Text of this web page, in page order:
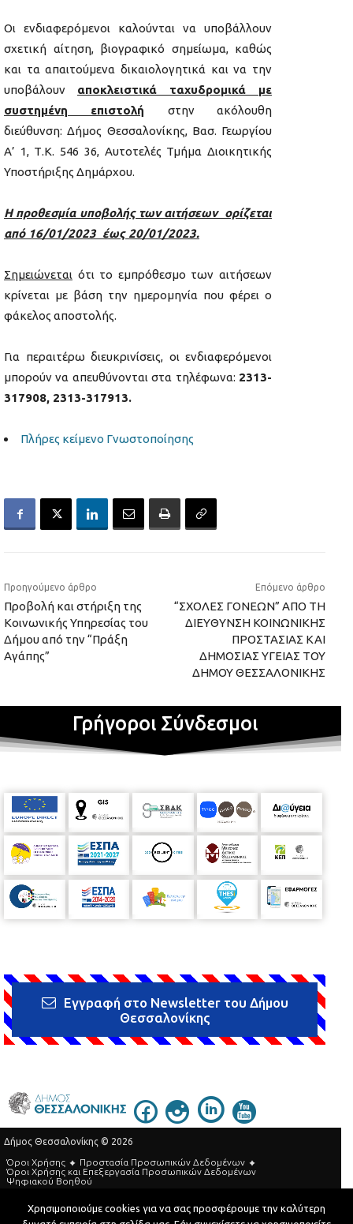
Οι ενδιαφερόμενοι καλούνται να υποβάλλουν
σχετική αίτηση, βιογραφικό σημείωμα, καθώς
και τα απαιτούμενα δικαιολογητικά και να την
υποβάλουν αποκλειστικά ταχυδρομικά με
συστημένη επιστολή
στην ακόλουθη
διεύθυνση: Δήμος Θεσσαλονίκης, Βασ. Γεωργίου
Α’ 1, Τ.Κ. 546 36, Αυτοτελές Τμήμα Διοικητικής
Υποστήριξης Δημάρχου.
Η προθεσμία υποβολής των αιτήσεων ορίζεται
από 16/01/2023 έως 20/01/2023.
Σημειώνεται ότι το εμπρόθεσμο των αιτήσεων
κρίνεται με βάση την ημερομηνία που φέρει ο
φάκελος αποστολής.
Για περαιτέρω διευκρινίσεις, οι ενδιαφερόμενοι
μπορούν να απευθύνονται στα τηλέφωνα: 2313-
317908, 2313-317913.
Πλήρες κείμενο Γνωστοποίησης
Προηγούμενο άρθρο
Προβολή και στήριξη της
Κοινωνικής Υπηρεσίας του
Δήμου από την “Πράξη
Αγάπης”
Επόμενο άρθρο
“ΣΧΟΛΕΣ ΓΟΝΕΩΝ” ΑΠΟ ΤΗ
ΔΙΕΥΘΥΝΣΗ ΚΟΙΝΩΝΙΚΗΣ
ΠΡΟΣΤΑΣΙΑΣ ΚΑΙ
ΔΗΜΟΣΙΑΣ ΥΓΕΙΑΣ ΤΟΥ
ΔΗΜΟΥ ΘΕΣΣΑΛΟΝΙΚΗΣ
Γρήγοροι Σύνδεσμοι
Εγγραφή στο Newsletter του Δήμου
Θεσσαλονίκης
Δήμος Θεσσαλονίκης © 2026
Όροι Χρήσης
Προστασία Προσωπικών Δεδομένων
Όροι Xρήσης και Eπεξεργασία Προσωπικών Δεδομένων
Ψηφιακού Βοηθού
Τηλεφωνικός Κατάλογος
Χρησιμοποιούμε cookies για να σας προσφέρουμε την καλύτερη